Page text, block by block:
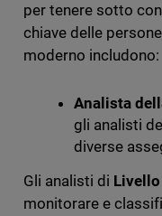
per tenere sotto
chiave delle
moderno includono:
Analista
gli analisti
diverse
Gli analisti di Livello
monitorare e